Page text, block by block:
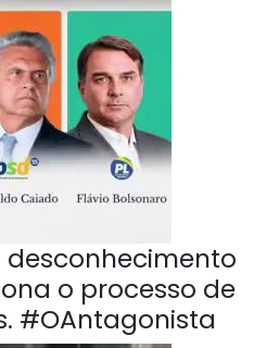
o processo de
#OAntagonista